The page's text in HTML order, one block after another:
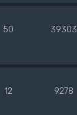
50 39303
12 9278